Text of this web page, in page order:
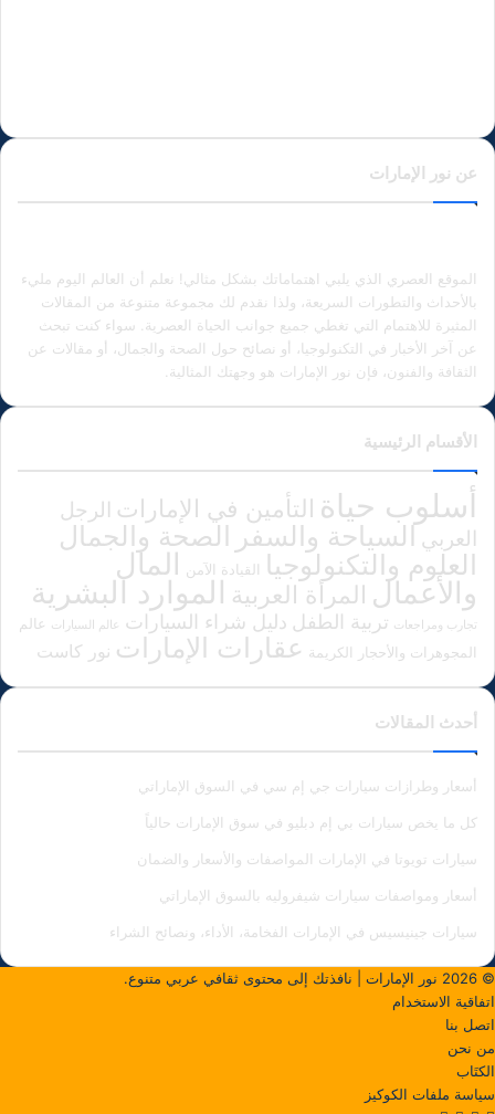
عن نور الإمارات
الموقع العصري الذي يلبي اهتماماتك بشكل مثالي! نعلم أن العالم اليوم مليء
بالأحداث والتطورات السريعة، ولذا نقدم لك مجموعة متنوعة من المقالات
المثيرة للاهتمام التي تغطي جميع جوانب الحياة العصرية. سواء كنت تبحث
عن آخر الأخبار في التكنولوجيا، أو نصائح حول الصحة والجمال، أو مقالات عن
الثقافة والفنون، فإن نور الإمارات هو وجهتك المثالية.
الأقسام الرئيسية
أسلوب حياة التأمين في الإمارات
الرجل
العربي السياحة والسفر الصحة والجمال
العلوم والتكنولوجيا
القيادة الآمن المال
والأعمال المرأة العربية الموارد البشرية
تجارب ومراجعات تربية الطفل دليل شراء السيارات عالم السيارات عالم
المجوهرات والأحجار الكريمة عقارات الإمارات نور كاست
أحدث المقالات
أسعار وطرازات سيارات جي إم سي في السوق الإماراتي
كل ما يخص سيارات بي إم دبليو في سوق الإمارات حالياً
سيارات تويوتا في الإمارات المواصفات والأسعار والضمان
أسعار ومواصفات سيارات شيفروليه بالسوق الإماراتي
سيارات جينيسيس في الإمارات الفخامة، الأداء، ونصائح الشراء
© 2026 نور الإمارات | نافذتك إلى محتوى ثقافي عربي متنوع.
اتفاقية الاستخدام
اتصل بنا
من نحن
الكتَاب
سياسة ملفات الكوكيز